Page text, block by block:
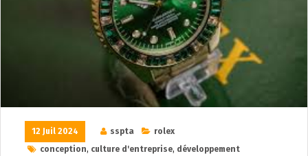
12 Juil 2024 sspta
rolex
conception, culture d'entreprise, développement